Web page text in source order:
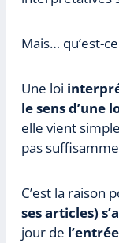
Mais… qu’est-
Une loi
le sens d’une
elle vient
pas
C’est la raison
ses articles)
jour de